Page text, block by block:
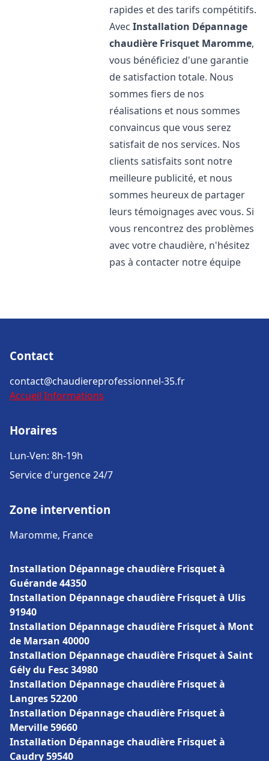
rapides et des tarifs compétitifs.
AvecInstallation Dépannage
chaudière Frisquet Maromme,
vous bénéficiez d'une garantie
de satisfaction totale. Nous
sommes fiers de nos
réalisations et nous sommes
convaincus que vous serez
satisfait de nos services. Nos
clients satisfaits sont notre
meilleure publicité, et nous
sommes heureux de partager
leurs témoignages avec vous. Si
vous rencontrez des problèmes
avec votre chaudière, n'hésitez
pas à contacter notre équipe
Contact
contact@chaudiereprofessionnel-35.fr
Accueil Informations
Horaires
Lun-Ven: 8h-19h
Service d'urgence 24/7
Zone intervention
Maromme, France
Installation Dépannage chaudière Frisquet à
Guérande 44350
Installation Dépannage chaudière Frisquet à Ulis
91940
Installation Dépannage chaudière Frisquet à Mont
de Marsan 40000
Installation Dépannage chaudière Frisquet à Saint
Gély du Fesc 34980
Installation Dépannage chaudière Frisquet à
Langres 52200
Installation Dépannage chaudière Frisquet à
Merville 59660
Installation Dépannage chaudière Frisquet à
Caudry 59540